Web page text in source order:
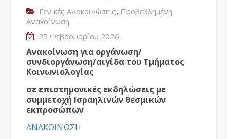
Γενικές Ανακοινώσεις, Προβεβλημένη
Ανακοίνωση
25 Φεβρουαρίου 2026
Ανακοίνωση για οργάνωση/
συνδιοργάνωση/αιγίδα του Τμήματος
Κοινωνιολογίας
σε επιστημονικές εκδηλώσεις με
συμμετοχή Ισραηλινών θεσμικών
εκπροσώπων
ΑΝΑΚΟΙΝΩΣΗ